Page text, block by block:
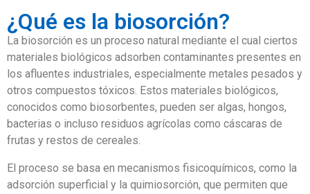
¿Qué es la biosorción?
La biosorción es un proceso natural mediante el cual ciertos
materiales biológicos adsorben contaminantes presentes en
los afluentes industriales, especialmente metales pesados y
otros compuestos tóxicos. Estos materiales biológicos,
conocidos como biosorbentes, pueden ser algas, hongos,
bacterias o incluso residuos agrícolas como cáscaras de
frutas y restos de cereales.
El proceso se basa en mecanismos fisicoquímicos, como la
adsorción superficial y la quimiosorción, que permiten que